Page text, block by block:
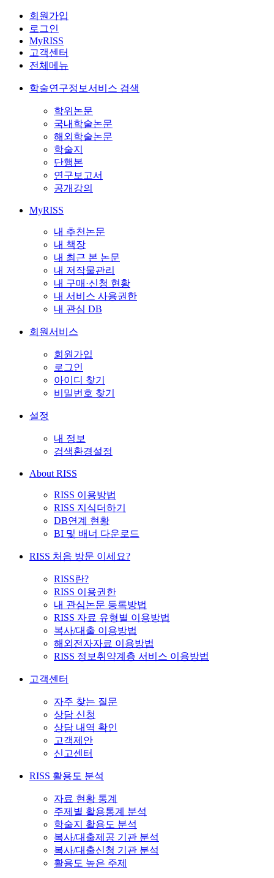
회원가입
로그인
MyRISS
고객센터
전체메뉴
학술연구정보서비스 검색
학위논문
국내학술논문
해외학술논문
학술지
단행본
연구보고서
공개강의
MyRISS
내 추천논문
내 책장
내 최근 본 논문
내 저작물관리
내 구매·신청 현황
내 서비스 사용권한
내 관심 DB
회원서비스
회원가입
로그인
아이디 찾기
비밀번호 찾기
설정
내 정보
검색환경설정
About RISS
RISS 이용방법
RISS 지식더하기
DB연계 현황
BI 및 배너 다운로드
RISS 처음 방문 이세요?
RISS란?
RISS 이용권한
내 관심논문 등록방법
RISS 자료 유형별 이용방법
복사/대출 이용방법
해외전자자료 이용방법
RISS 정보취약계층 서비스 이용방법
고객센터
자주 찾는 질문
상담 신청
상담 내역 확인
고객제안
신고센터
RISS 활용도 분석
자료 현황 통계
주제별 활용통계 분석
학술지 활용도 분석
복사/대출제공 기관 분석
복사/대출신청 기관 분석
활용도 높은 주제